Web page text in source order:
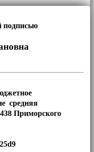
подписью
средняя
Приморского